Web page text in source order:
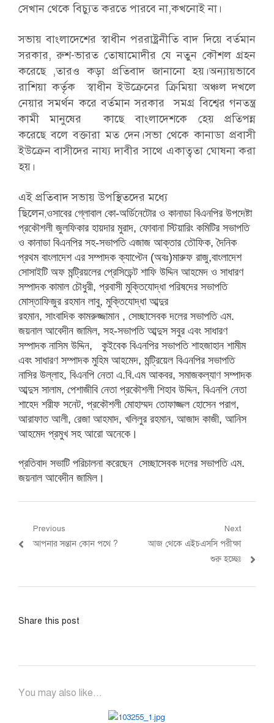
সেখান থেকে বিচ্যুত করতে পারবে না,কখনোই না।
সভায় বাংলাদেশের স্বাধীন পররাষ্ট্রনীতি বাদ দিয়ে বর্তমান
সরকার, রুশ-ভারত তোষামোদীর যে নতুন কৌশল গ্রহন
করেছে ,তারও কড়া প্রতিবাদ জানানো হয়।অন্যায়ভাবে
রাশিয়া কর্তৃক স্বাধীন ইউক্রেনের ক্রিমিয়া অঞ্চল দখলে
নেয়ার সমর্থন করে বর্তমান সরকার সমগ্র বিশ্বের গনতন্ত্র
কামী মানুষের কাছে বাংলাদেশকে হেয় প্রতিপন্ন
করেছে বলে বক্তারা মত দেন।সভা থেকে কানাডা প্রবাসী
ইউক্রেন বাসীদের নায্য দাবীর সাথে একাত্বতা ঘোষনা করা
হয়।
এই প্রতিবাদ সভায় উপস্থিতদের মধ্যে
ছিলেন,ওসাবের গ্লোবাল কো-অর্ডিনেটোর ও কানাডা বিএনপির উপদেষ্টা
প্রকৌশলী জুলফিকার হায়দার মুরাদ, ফোবানা স্টিয়ারিং কমিটির সভাপতি
ও কানাডা বিএনপির সহ-সভাপতি এজাজ আক্তার তৌফিক, দৈনিক
প্রথম বাংলাদেশ এর সম্পাদক ক্যাপ্টেন (অবঃ)মারুফ রাজু,বাংলাদেশ
সোসাইটি অফ মন্ট্রিয়লের প্রেসিডেন্ট শাফি উদ্দিন আহমেদ ও সাধারণ
সম্পাদক কামাল চৌধুরী, প্রবাসী মুক্তিযোদ্ধা পরিষদের সভাপতি
মোস্তাফিজুর রহমান লাবু, মুক্তিযোদ্ধা আব্দুর
রহমান, সাংবাদিক কামরুজ্জামান , সেচ্ছাসেবক দলের সভাপতি এম.
জয়নাল আবেদীন জামিল, সহ-সভাপতি আব্দুস সবুর এবং সাধারণ
সম্পাদক নাসিম উদ্দিন, কুইবেক বিএনপির সভাপতি শাহজাহান শামীম
এবং সাধারণ সম্পাদক মুহিম আহমেদ, মন্ট্রিয়েল বিএনপির সভাপতি
নাসির উল্লাহ, বিএনপি নেতা এ.বি.এম আকবর, সমাজকল্যাণ সম্পাদক
আব্দুস সালাম, পেশাজীবি নেতা প্রকৌশলী শিহাব উদ্দিন, বিএনপি নেতা
শাহেদ শরীফ সনেট, প্রকৌশলী মোহাম্মদ তোফাজ্জল হোসেন পরাগ,
আরাফাত আলী, রেজা আহমাদ, খলিলুর রহমান, আজাদ কাজী, আনিস
আহমেদ প্রমুখ সহ আরো অনেকে।
প্রতিবাদ সভাটি পরিচালনা করেছেন সেচ্ছাসেবক দলের সভাপতি এম.
জয়নাল আবেদীন জামিল।
Post
navigation
Previous
Previous
আপনার সন্তান কোন পথে ?
Next
Next
আজ থেকে এইচএসসি পরীক্ষা
শুরু হচ্ছেঃ
Share this post
You may also like...